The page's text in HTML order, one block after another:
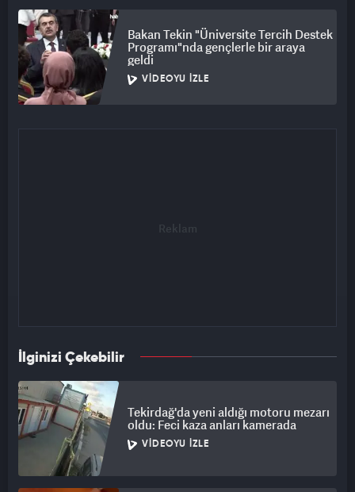
Bakan Tekin "Üniversite Tercih Destek
Programı"nda gençlerle bir araya
geldi
VIDEOYU İZLE
İlginizi Çekebilir
Tekirdağ'da yeni aldığı motoru mezarı
oldu: Feci kaza anları kamerada
VIDEOYU İZLE